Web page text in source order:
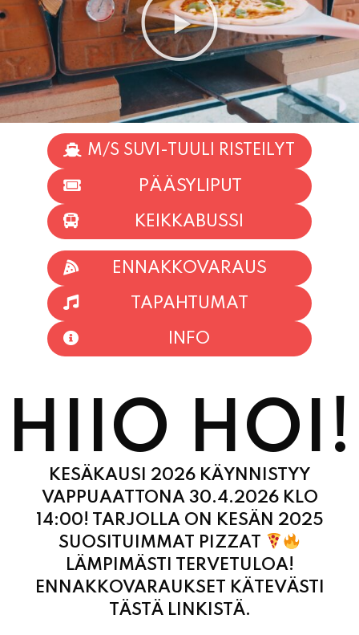
M/S SUVI-TUULI RISTEILYT
PÄÄSYLIPUT
KEIKKABUSSI
ENNAKKOVARAUS
TAPAHTUMAT
INFO
HIIO HOI!
KESÄKAUSI 2026 KÄYNNISTYY
VAPPUAATTONA 30.4.2026 KLO
14:00! TARJOLLA ON KESÄN 2025
SUOSITUIMMAT PIZZAT
LÄMPIMÄSTI TERVETULOA!
ENNAKKOVARAUKSET KÄTEVÄSTI
TÄSTÄ LINKISTÄ.